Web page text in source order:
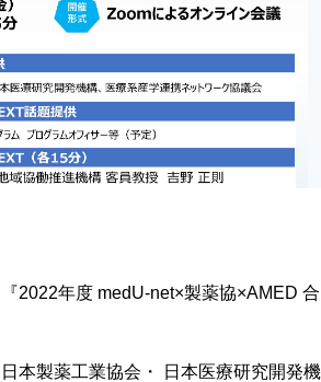
『2022年度 medU-net×製薬協×AMED
日本製薬工業協会・ 日本医療研究開発